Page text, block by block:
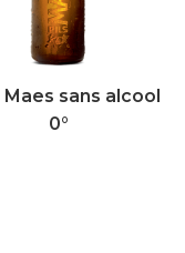
sans alcool
0°